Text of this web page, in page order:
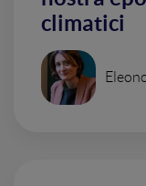
climatici